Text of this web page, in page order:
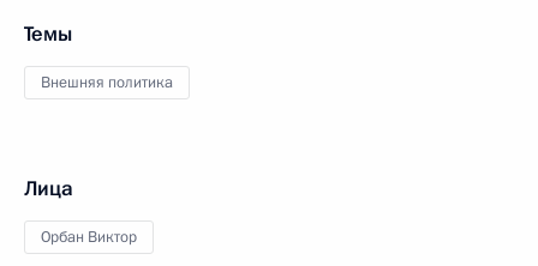
Темы
Внешняя политика
Лица
Орбан Виктор